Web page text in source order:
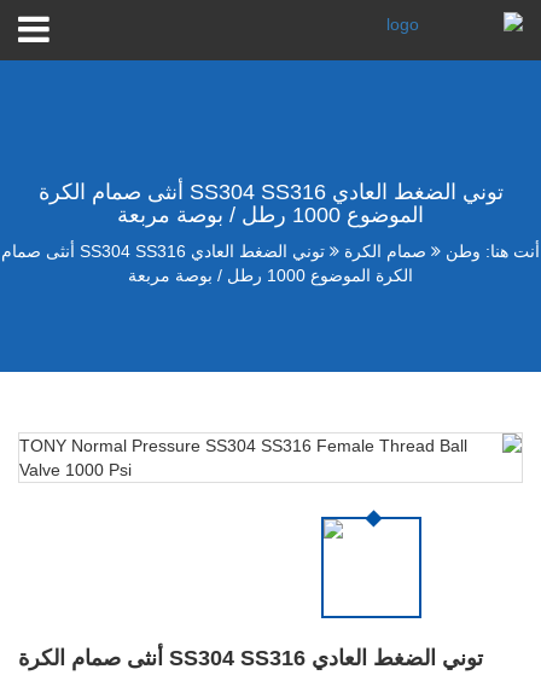
توني الضغط العادي SS304 SS316 أنثى صمام الكرة
الموضوع 1000 رطل / بوصة مربعة
أنت هنا: وطن صمام الكرة
توني الضغط العادي SS304 SS316 أنثى صمام
الكرة الموضوع 1000 رطل / بوصة مربعة
توني الضغط العادي SS304 SS316 أنثى صمام الكرة